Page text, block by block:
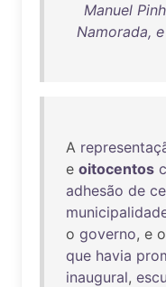
Manuel
Namorada,
A
e oitocentos
adhesão de
o governo, e o
que havia
inaugural,